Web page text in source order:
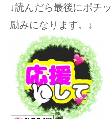
↓読んだら最後にポチ
励みになります。↓